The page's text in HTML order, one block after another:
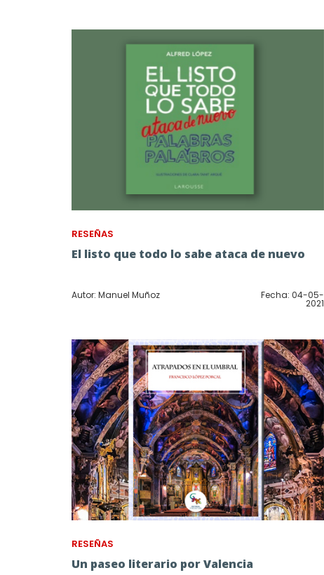
RESEÑAS
El listo que todo lo sabe ataca de nuevo
Autor: Manuel Muñoz Fecha: 04-05-
2021
RESEÑAS
Un paseo literario por Valencia